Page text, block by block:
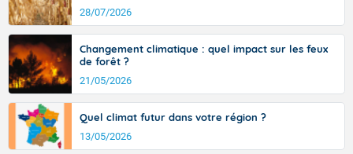
28/07/2026
Changement climatique : quel impact sur les feux
de forêt ?
21/05/2026
Quel climat futur dans votre région ?
13/05/2026